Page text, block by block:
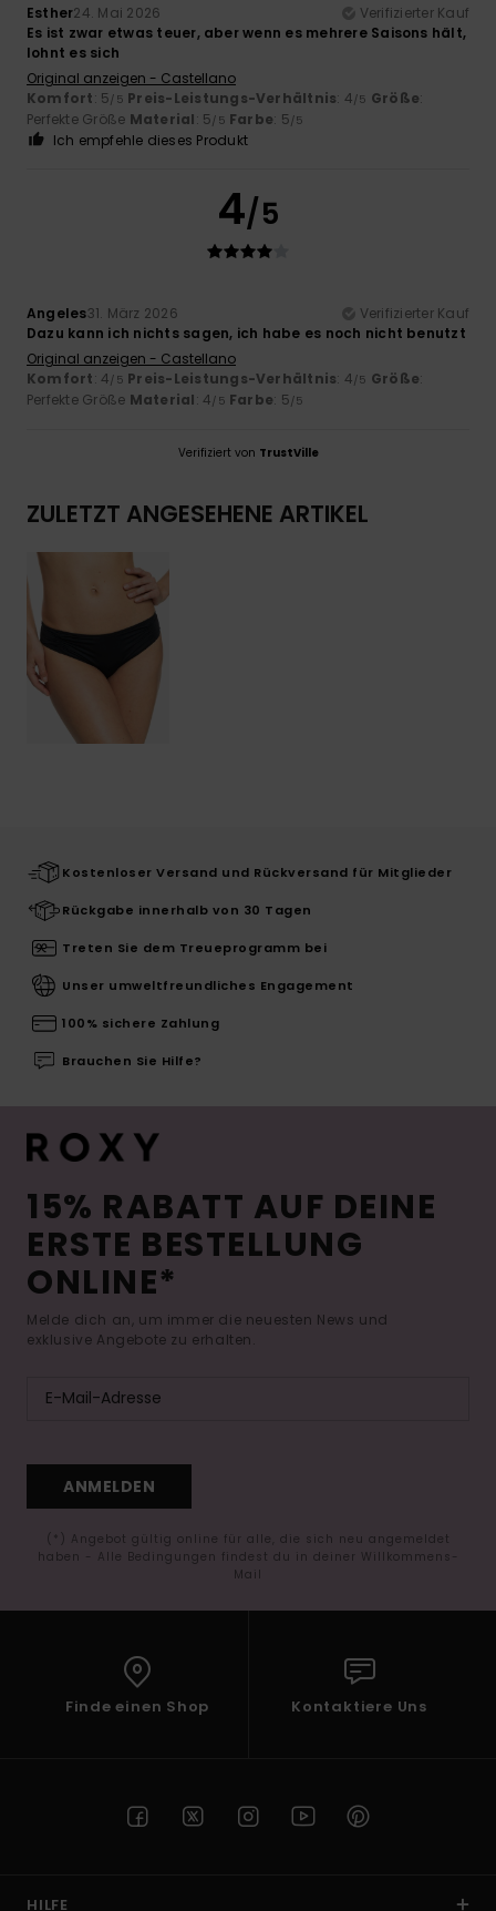
Esther24. Mai 2026
Verifizierter Kauf
Es ist zwar etwas teuer, aber wenn es mehrere Saisons hält,
lohnt es sich
Original anzeigen - Castellano
Komfort: 5/5 Preis-Leistungs-Verhältnis: 4/5 Größe:
Perfekte Größe Material: 5/5 Farbe: 5/5
Ich empfehle dieses Produkt
4/5
Angeles31. März 2026
Verifizierter Kauf
Dazu kann ich nichts sagen, ich habe es noch nicht benutzt
Original anzeigen - Castellano
Komfort: 4/5 Preis-Leistungs-Verhältnis: 4/5 Größe:
Perfekte Größe Material: 4/5 Farbe: 5/5
Verifiziert von TrustVille
ZULETZT ANGESEHENE ARTIKEL
Kostenloser Versand und Rückversand für Mitglieder
Rückgabe innerhalb von 30 Tagen
Treten Sie dem Treueprogramm bei
Unser umweltfreundliches Engagement
100% sichere Zahlung
Brauchen Sie Hilfe?
15% RABATT AUF DEINE
ERSTE BESTELLUNG
ONLINE*
Melde dich an, um immer die neuesten News und
exklusive Angebote zu erhalten.
ANMELDEN
(*) Angebot gültig online für alle, die sich neu angemeldet
haben - Alle Bedingungen findest du in deiner Willkommens-
Mail
Finde einen Shop Kontaktiere Uns
HILFE